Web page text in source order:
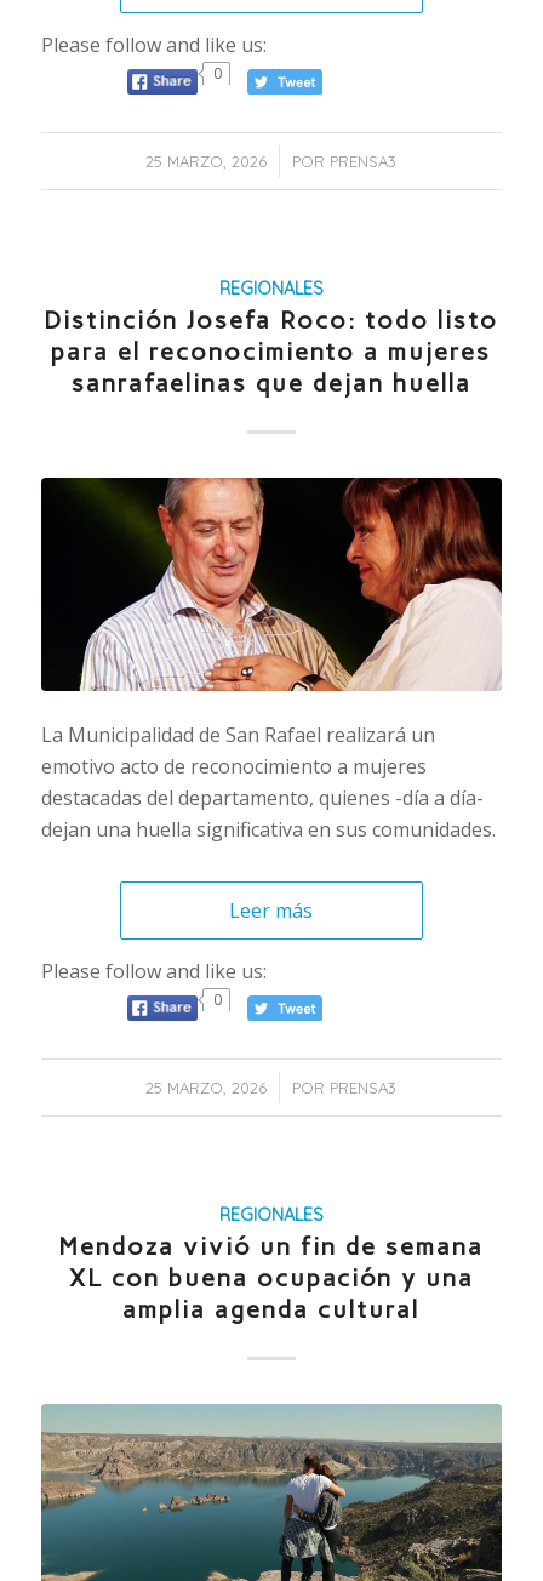
Please follow and like us:
0
25 MARZO, 2026
/ POR PRENSA3
REGIONALES
Distinción Josefa Roco: todo listo
para el reconocimiento a mujeres
sanrafaelinas que dejan huella
La Municipalidad de San Rafael realizará un
emotivo acto de reconocimiento a mujeres
destacadas del departamento, quienes -día a día-
dejan una huella significativa en sus comunidades.
Leer más
Please follow and like us:
0
25 MARZO, 2026
/ POR PRENSA3
REGIONALES
Mendoza vivió un fin de semana
XL con buena ocupación y una
amplia agenda cultural